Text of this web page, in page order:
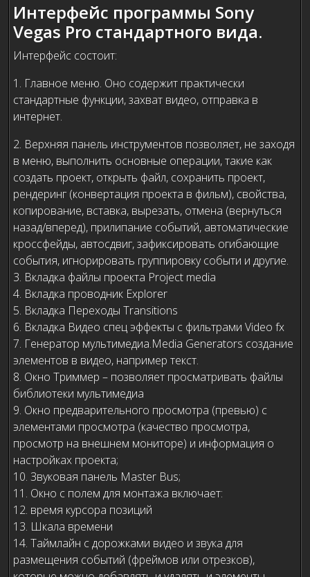
Интерфейс программы Sony
Vegas Pro стандартного вида.
Интерфейс состоит:
1. Главное меню. Оно содержит практически
стандартные функции, захват видео, отправка в
интернет.
2. Верхняя панель инструментов позволяет, не заходя
в меню, выполнить основные операции, такие как
создать проект, открыть файл, сохранить проект,
рендеринг (конвертация проекта в фильм), свойства,
копирование, вставка, вырезать, отмена (вернуться
назад/вперед), прилипание событий, автоматические
кроссфейды, автосдвиг, зафиксировать огибающие
события, игнорировать группировку событи и другие.
3. Вкладка файлы проекта Project media
4. Вкладка проводник Explorer
5. Вкладка Переходы Transitions
6. Вкладка Видео спец эффекты с фильтрами Video fx
7. Генератор мультимедиа.Media Generators создание
элементов в видео, например текст.
8. Окно Триммер – позволяет просматривать файлы
библиотеки мультимедиа
9. Окно предварительного просмотра (превью) с
элементами просмотра (качество просмотра,
просмотр на внешнем мониторе) и информация о
настройках проекта;
10. Звуковая панель Master Bus;
11. Окно с полем для монтажа включает:
12. время курсора позиций
13. Шкала времени
14. Таймлайн с дорожками видео и звука для
размещения событий (фреймов или отрезков),